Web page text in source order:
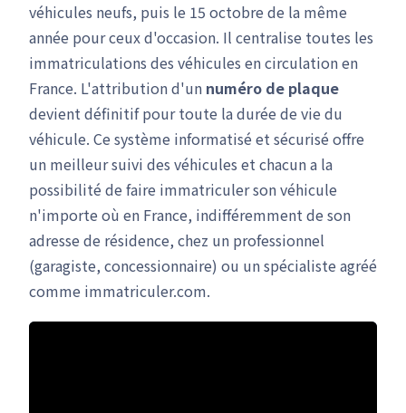
véhicules neufs, puis le 15 octobre de la même
année pour ceux d'occasion. Il centralise toutes les
immatriculations des véhicules en circulation en
France. L'attribution d'un numéro de plaque
devient définitif pour toute la durée de vie du
véhicule. Ce système informatisé et sécurisé offre
un meilleur suivi des véhicules et chacun a la
possibilité de faire immatriculer son véhicule
n'importe où en France, indifféremment de son
adresse de résidence, chez un professionnel
(garagiste, concessionnaire) ou un spécialiste agréé
comme immatriculer.com.